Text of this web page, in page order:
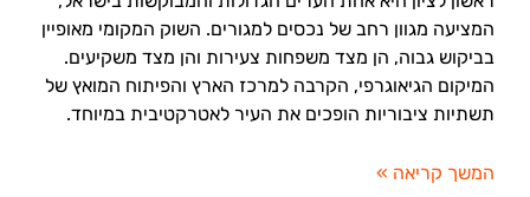
המציעה מגוון רחב של נכסים למגורים. השוק המקומי מאופיין
בביקוש גבוה, הן מצד משפחות צעירות והן מצד משקיעים.
המיקום הגיאוגרפי, הקרבה למרכז הארץ והפיתוח המואץ של
תשתיות ציבוריות הופכים את העיר לאטרקטיבית במיוחד.
המשך קריאה »